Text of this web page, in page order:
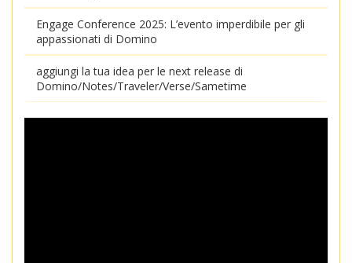
Engage Conference 2025: L’evento imperdibile per gli
appassionati di Domino
aggiungi la tua idea per le next release di
Domino/Notes/Traveler/Verse/Sametime